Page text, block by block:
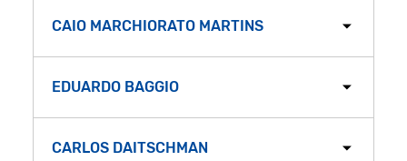
CAIO MARCHIORATO MARTINS
EDUARDO BAGGIO
CARLOS DAITSCHMAN